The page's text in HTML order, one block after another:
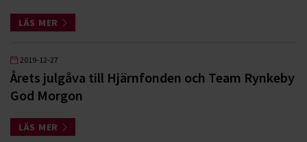
LÄS MER
2019-12-27
Årets julgåva till Hjärnfonden och Team Rynkeby
God Morgon
LÄS MER